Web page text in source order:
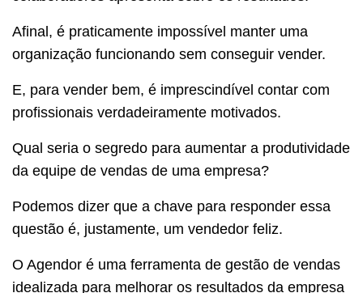
Afinal, é praticamente impossível manter uma
organização funcionando sem conseguir vender.
E, para vender bem, é imprescindível contar com
profissionais verdadeiramente motivados.
Qual seria o segredo para aumentar a produtividade
da equipe de vendas de uma empresa?
Podemos dizer que a chave para responder essa
questão é, justamente, um vendedor feliz.
O Agendor é uma ferramenta de gestão de vendas
idealizada para melhorar os resultados da empresa